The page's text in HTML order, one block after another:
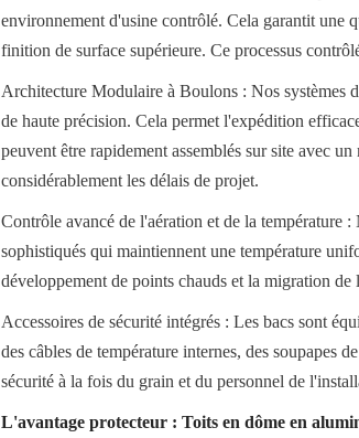
environnement d'usine contrôlé. Cela garantit une
finition de surface supérieure. Ce processus
Architecture Modulaire à Boulons : Nos systèmes
de haute précision. Cela permet l'expédition
peuvent être rapidement assemblés sur site avec
considérablement les délais de projet.
Contrôle avancé de l'aération et de la température
sophistiqués qui maintiennent une température
développement de points chauds et la migration de
Accessoires de sécurité intégrés : Les bacs sont
des câbles de température internes, des soupapes
sécurité à la fois du grain et du personnel de
L'avantage protecteur : Toits en dôme en